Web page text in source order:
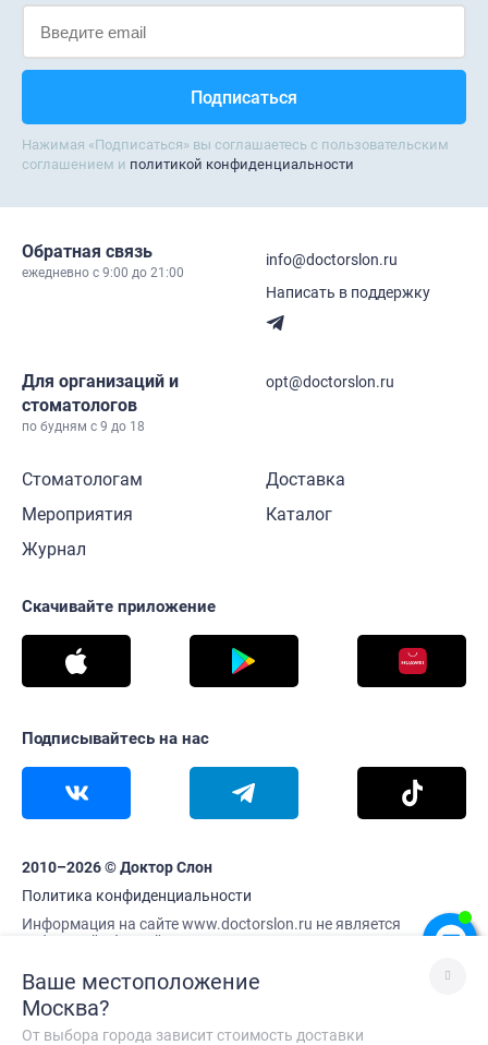
Нажимая «Подписаться» вы соглашаетесь с пользовательским
соглашением и политикой конфиденциальности
Обратная связь
ежедневно c 9:00 до 21:00
info@doctorslon.ru
Написать в поддержку
Для организаций и
стоматологов
по будням с 9 до 18
opt@doctorslon.ru
Стоматологам
Мероприятия
Журнал
Доставка
Каталог
Скачивайте приложение
Подписывайтесь на нас
2010–2026 © Доктор Слон
Политика конфиденциальности
Информация на сайте www.doctorslon.ru не является
публичной офертой
Ваше местоположение
Москва?
От выбора города зависит стоимость доставки